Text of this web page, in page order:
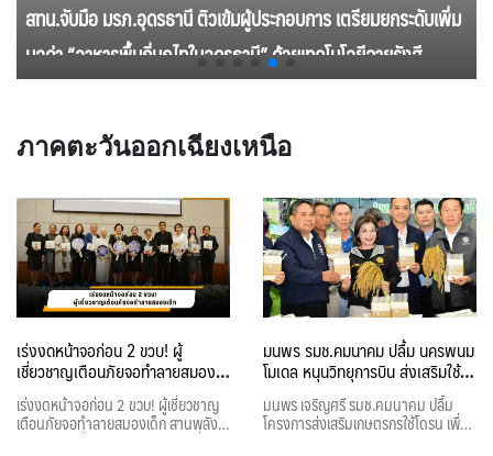
สทน.จับมือ มรภ.อุดรธานี ติวเข้มผู้ประกอบการ เตรียมยกระดับเพิ่ม
มูลค่า “อาหารพื้นถิ่นภูไทในอุดรธานี” ด้วยเทคโนโลยีฉายรังสี
ภาคตะวันออกเฉียงเหนือ
เร่งงดหน้าจอก่อน 2 ขวบ! ผู้
เชี่ยวชาญเตือนภัยจอทำลายสมอง
เด็ก
เร่งงดหน้าจอก่อน 2 ขวบ! ผู้เชี่ยวชาญ
เตือนภัยจอทำลายสมองเด็ก สานพลัง
อุบลฯ ขับเคลื่อน "3 เร่ง 3 ลด 3 เพิ่ม"
มนพร รมช.คมนาคม ปลื้ม นครพนม
โมเดล หนุนวิทยุการบิน ส่งเสริมใช้โด
รนเพื่อการเกษตร ลดต้นทุนแปลงนา
มนพร เจริญศรี รมช.คมนาคม ปลื้ม
โครงการส่งเสริมเกษตรกรใช้โดรน เพื่อ